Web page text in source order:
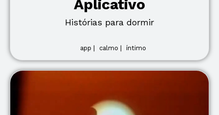
Aplicativo
Histórias para dormir
app | calmo | íntimo